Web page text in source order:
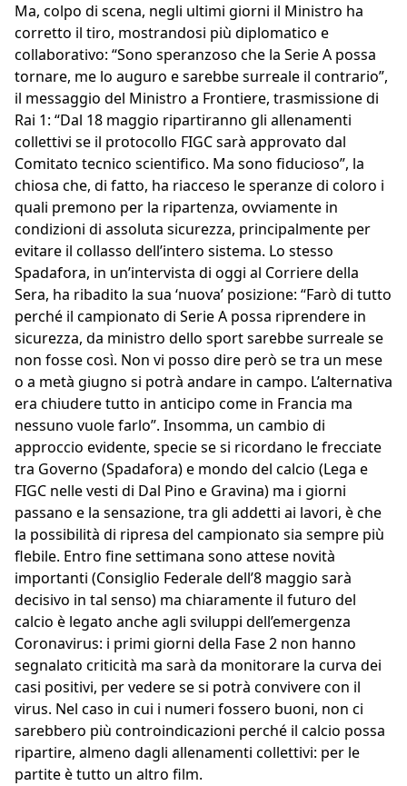
Ma, colpo di scena, negli ultimi giorni il Ministro ha
corretto il tiro, mostrandosi più diplomatico e
collaborativo: “Sono speranzoso che la Serie A possa
tornare, me lo auguro e sarebbe surreale il contrario”,
il messaggio del Ministro a Frontiere, trasmissione di
Rai 1: “Dal 18 maggio ripartiranno gli allenamenti
collettivi se il protocollo FIGC sarà approvato dal
Comitato tecnico scientifico. Ma sono fiducioso”, la
chiosa che, di fatto, ha riacceso le speranze di coloro i
quali premono per la ripartenza, ovviamente in
condizioni di assoluta sicurezza, principalmente per
evitare il collasso dell’intero sistema. Lo stesso
Spadafora, in un’intervista di oggi al Corriere della
Sera, ha ribadito la sua ‘nuova’ posizione: “Farò di tutto
perché il campionato di Serie A possa riprendere in
sicurezza, da ministro dello sport sarebbe surreale se
non fosse così. Non vi posso dire però se tra un mese
o a metà giugno si potrà andare in campo. L’alternativa
era chiudere tutto in anticipo come in Francia ma
nessuno vuole farlo”. Insomma, un cambio di
approccio evidente, specie se si ricordano le frecciate
tra Governo (Spadafora) e mondo del calcio (Lega e
FIGC nelle vesti di Dal Pino e Gravina) ma i giorni
passano e la sensazione, tra gli addetti ai lavori, è che
la possibilità di ripresa del campionato sia sempre più
flebile. Entro fine settimana sono attese novità
importanti (Consiglio Federale dell’8 maggio sarà
decisivo in tal senso) ma chiaramente il futuro del
calcio è legato anche agli sviluppi dell’emergenza
Coronavirus: i primi giorni della Fase 2 non hanno
segnalato criticità ma sarà da monitorare la curva dei
casi positivi, per vedere se si potrà convivere con il
virus. Nel caso in cui i numeri fossero buoni, non ci
sarebbero più controindicazioni perché il calcio possa
ripartire, almeno dagli allenamenti collettivi: per le
partite è tutto un altro film.